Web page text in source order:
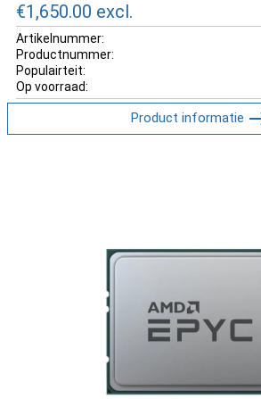
€1,650.00 excl.
Artikelnummer:
Productnummer:
Populairteit:
Op voorraad:
Product informatie